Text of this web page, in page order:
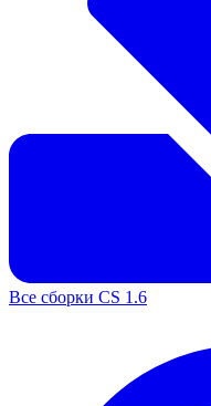
Все сборки CS 1.6